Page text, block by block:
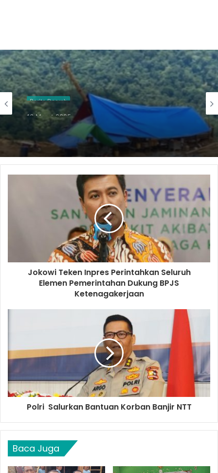
Berita Daerah
16 Maret 2025
Diduga Serobot Lahan Pertanian, Petani
di Bolsel Keluhkan Keberadaan PT JRBM
Jokowi Teken Inpres Perintahkan Seluruh
Elemen Pemerintahan Dukung BPJS
Ketenagakerjaan
Polri Salurkan Bantuan Korban Banjir NTT
Baca Juga